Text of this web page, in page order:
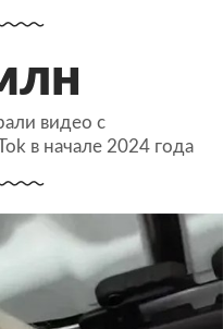
видео с
в начале 2024 года